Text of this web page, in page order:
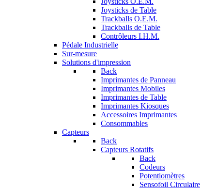
Joysticks de Table
Trackballs O.E.M.
Trackballs de Table
Contrôleurs I.H.M.
Pédale Industrielle
Sur-mesure
Solutions d'impression
Back
Imprimantes de Panneau
Imprimantes Mobiles
Imprimantes de Table
Imprimantes Kiosques
Accessoires Imprimantes
Consommables
Capteurs
Back
Capteurs Rotatifs
Back
Codeurs
Potentiomètres
Sensofoil Circulaire